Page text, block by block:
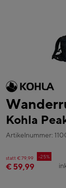
Kohla
Artikelnummer:
statt € 79,99 -25%
€ 59,99